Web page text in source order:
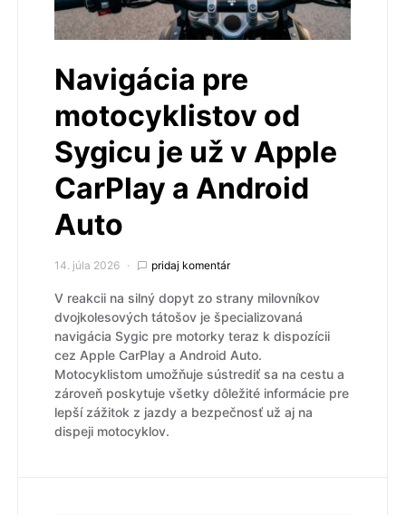
Navigácia pre
motocyklistov od
Sygicu je už v Apple
CarPlay a Android
Auto
14. júla 2026 pridaj komentár
V reakcii na silný dopyt zo strany milovníkov
dvojkolesových tátošov je špecializovaná
navigácia Sygic pre motorky teraz k dispozícii
cez Apple CarPlay a Android Auto.
Motocyklistom umožňuje sústrediť sa na cestu a
zároveň poskytuje všetky dôležité informácie pre
lepší zážitok z jazdy a bezpečnosť už aj na
dispeji motocyklov.